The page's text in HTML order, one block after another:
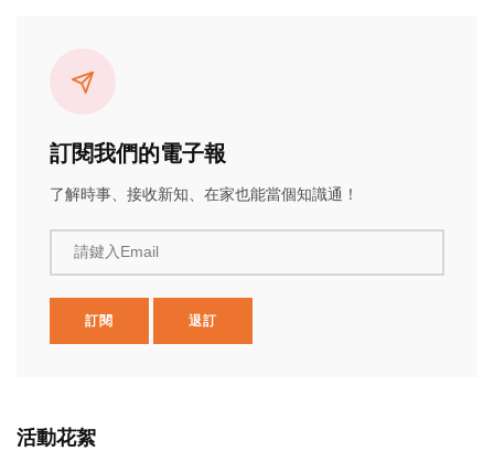
訂閱我們的電子報
了解時事、接收新知、在家也能當個知識通！
請鍵入Email
訂閱 退訂
活動花絮